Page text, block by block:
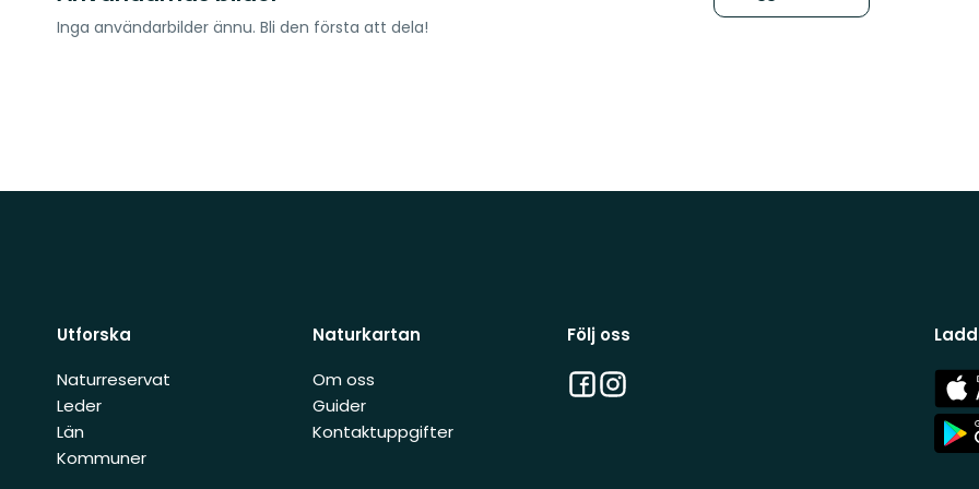
Inga användarbilder ännu. Bli den första att dela!
Utforska
Naturreservat
Leder
Län
Kommuner
Naturkartan
Om oss
Guider
Kontaktuppgifter
Följ oss
Facebook
Instagram
App
Store
App
Store